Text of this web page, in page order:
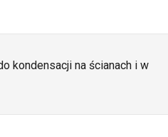
kondensacji na ścianach i w